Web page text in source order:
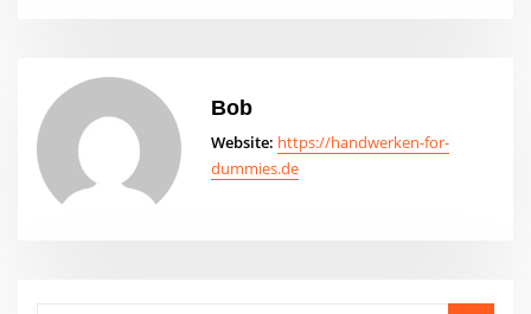
Bob
Website: https://handwerken-for-
dummies.de